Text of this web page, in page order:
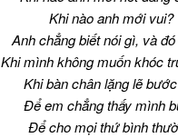
Khi nào anh mới vui?
Anh chẳng biết nói gì, và
Khi mình không muốn khóc
Khi bàn chân lặng lẽ
Để em chẳng thấy mình
Để cho mọi thứ bình